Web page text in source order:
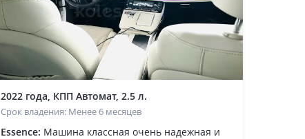
2022 года, КПП Автомат, 2.5 л.
Срок владения: Менее 6 месяцев
Essence: Машина классная очень надежная и